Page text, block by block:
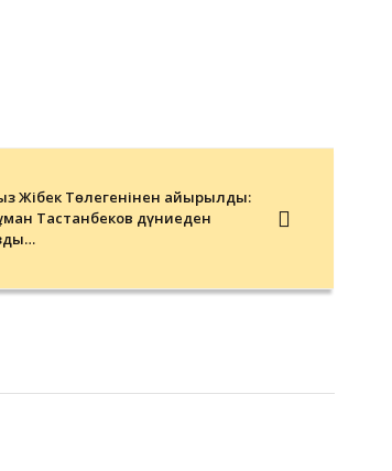
Жібек Төлегенінен айырылды:
Тастанбеков дүниеден